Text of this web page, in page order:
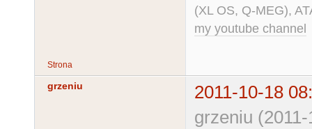
(XL OS, Q-MEG),
my youtube channel
Strona
grzeniu
2011-10-18
grzeniu